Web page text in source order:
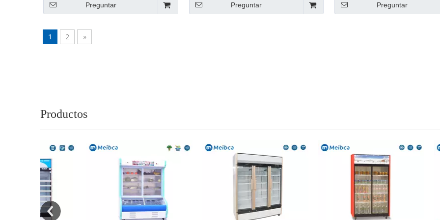
Preguntar Preguntar Preguntar
1 2 »
Productos